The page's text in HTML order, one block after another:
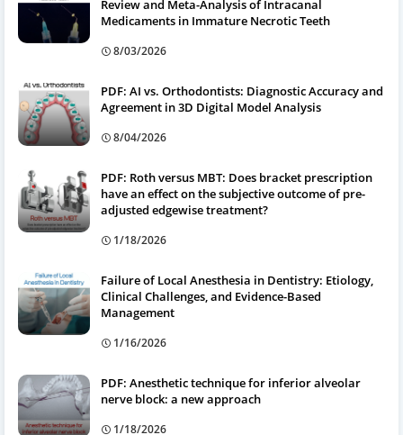
Review and Meta-Analysis of Intracanal
Medicaments in Immature Necrotic Teeth
8/03/2026
PDF: AI vs. Orthodontists: Diagnostic Accuracy and
Agreement in 3D Digital Model Analysis
8/04/2026
PDF: Roth versus MBT: Does bracket prescription
have an effect on the subjective outcome of pre-
adjusted edgewise treatment?
1/18/2026
Failure of Local Anesthesia in Dentistry: Etiology,
Clinical Challenges, and Evidence-Based
Management
1/16/2026
PDF: Anesthetic technique for inferior alveolar
nerve block: a new approach
1/18/2026